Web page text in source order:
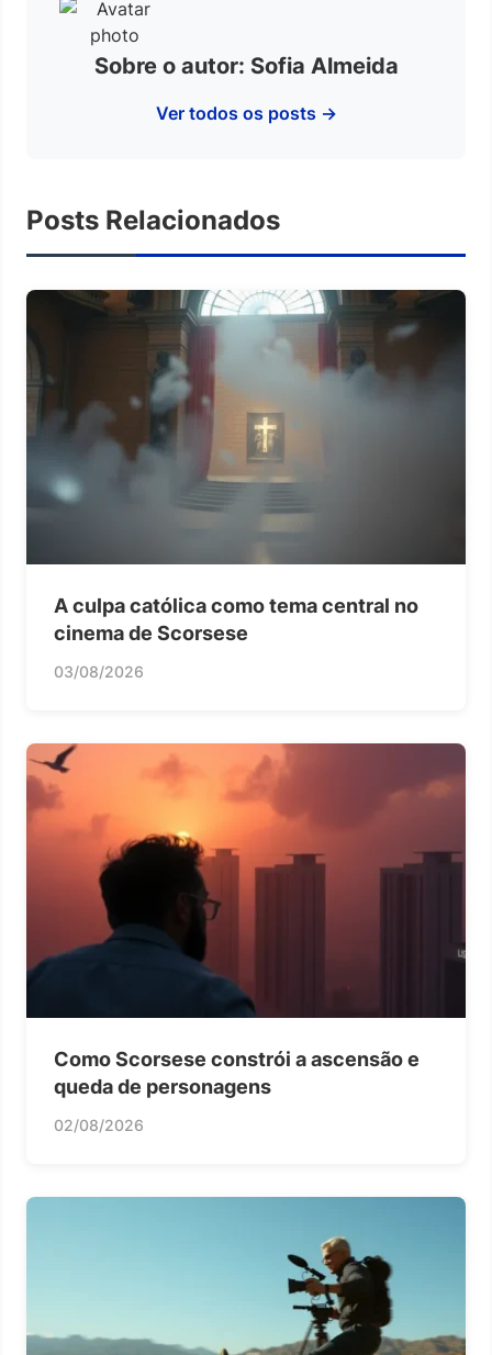
Sobre o autor: Sofia Almeida
Ver todos os posts →
Posts Relacionados
A culpa católica como tema central no
cinema de Scorsese
03/08/2026
Como Scorsese constrói a ascensão e
queda de personagens
02/08/2026